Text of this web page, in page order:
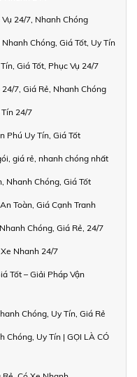
24/7, Nhanh Chóng
Chóng, Giá Tốt, Uy Tín
Giá Tốt, Phục Vụ 24/7
7, Giá Rẻ, Nhanh Chóng
24/7
Phú Uy Tín, Giá Tốt
giá rẻ, nhanh chóng nhất
Nhanh Chóng, Giá Tốt
Toàn, Giá Cạnh Tranh
Chóng, Giá Rẻ, 24/7
Nhanh 24/7
Tốt – Giải Pháp Vận
Chóng, Uy Tín, Giá Rẻ
Chóng, Uy Tín | GỌI LÀ CÓ